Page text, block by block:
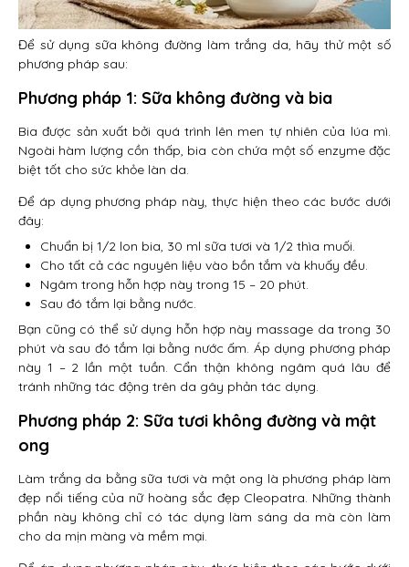
Để sử dụng sữa không đường làm trắng da, hãy thử một số
phương pháp sau:
Phương pháp 1: Sữa không đường và bia
Bia được sản xuất bởi quá trình lên men tự nhiên của lúa mì.
Ngoài hàm lượng cồn thấp, bia còn chứa một số enzyme đặc
biệt tốt cho sức khỏe làn da.
Để áp dụng phương pháp này, thực hiện theo các bước dưới
đây:
Chuẩn bị 1/2 lon bia, 30 ml sữa tươi và 1/2 thìa muối.
Cho tất cả các nguyên liệu vào bồn tắm và khuấy đều.
Ngâm trong hỗn hợp này trong 15 – 20 phút.
Sau đó tắm lại bằng nước.
Bạn cũng có thể sử dụng hỗn hợp này massage da trong 30
phút và sau đó tắm lại bằng nước ấm. Áp dụng phương pháp
này 1 – 2 lần một tuần. Cẩn thận không ngâm quá lâu để
tránh những tác động trên da gây phản tác dụng.
Phương pháp 2: Sữa tươi không đường và mật
ong
Làm trắng da bằng sữa tươi và mật ong là phương pháp làm
đẹp nổi tiếng của nữ hoàng sắc đẹp Cleopatra. Những thành
phần này không chỉ có tác dụng làm sáng da mà còn làm
cho da mịn màng và mềm mại.